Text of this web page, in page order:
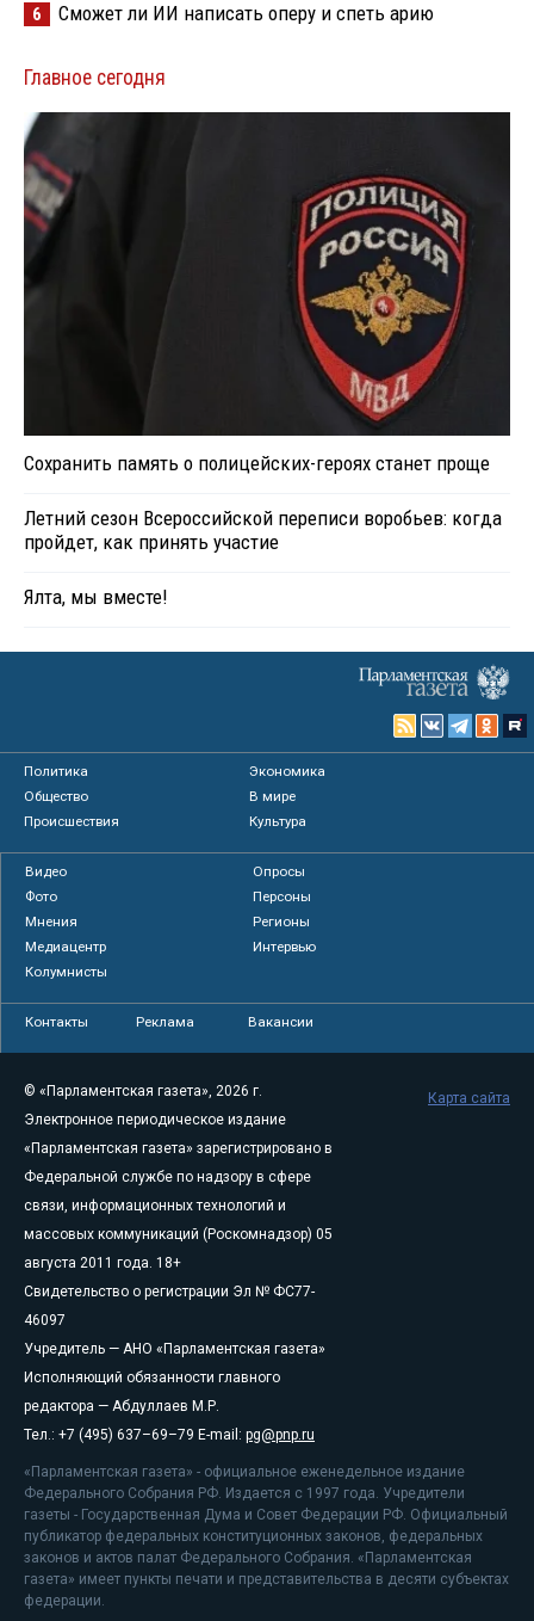
6 Сможет ли ИИ написать оперу и спеть арию
Главное сегодня
Сохранить память о полицейских-героях станет проще
Летний сезон Всероссийской переписи воробьев: когда
пройдет, как принять участие
Ялта, мы вместе!
Политика
Экономика
Общество
В мире
Происшествия
Культура
Видео
Опросы
Фото
Персоны
Мнения
Регионы
Медиацентр
Интервью
Колумнисты
Контакты Реклама Вакансии
© «Парламентская газета», 2026 г.
Электронное периодическое издание
«Парламентская газета» зарегистрировано в
Федеральной службе по надзору в сфере
связи, информационных технологий и
массовых коммуникаций (Роскомнадзор) 05
августа 2011 года. 18+
Свидетельство о регистрации Эл № ФС77-
46097
Учредитель — АНО «Парламентская газета»
Исполняющий обязанности главного
редактора — Абдуллаев М.Р.
Тел.: +7 (495) 637–69–79 E-mail: pg@pnp.ru
«Парламентская газета» - официальное еженедельное издание
Федерального Собрания РФ. Издается с 1997 года. Учредители
газеты - Государственная Дума и Совет Федерации РФ. Официальный
публикатор федеральных конституционных законов, федеральных
законов и актов палат Федерального Собрания. «Парламентская
газета» имеет пункты печати и представительства в десяти субъектах
федерации.
Карта сайта